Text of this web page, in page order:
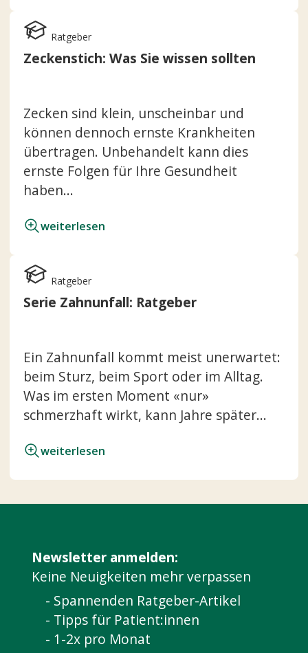
Ratgeber
Zeckenstich: Was Sie wissen sollten
Zecken sind klein, unscheinbar und
können dennoch ernste Krankheiten
übertragen. Unbehandelt kann dies
ernste Folgen für Ihre Gesundheit
haben...
weiterlesen
Ratgeber
Serie Zahnunfall: Ratgeber
Ein Zahnunfall kommt meist unerwartet:
beim Sturz, beim Sport oder im Alltag.
Was im ersten Moment «nur»
schmerzhaft wirkt, kann Jahre später...
weiterlesen
Newsletter anmelden:
Keine Neuigkeiten mehr verpassen
- Spannenden Ratgeber-Artikel
- Tipps für Patient:innen
- 1-2x pro Monat